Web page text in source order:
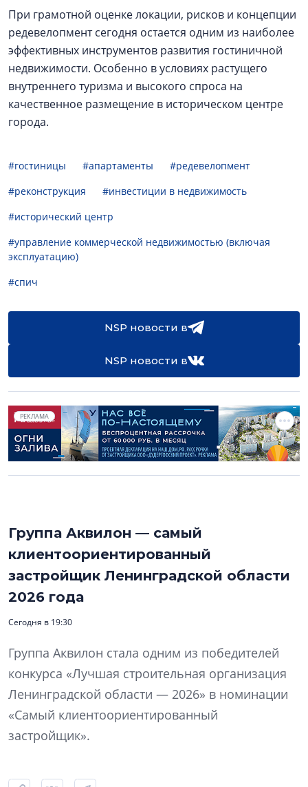
При грамотной оценке локации, рисков и концепции
редевелопмент сегодня остается одним из наиболее
эффективных инструментов развития гостиничной
недвижимости. Особенно в условиях растущего
внутреннего туризма и высокого спроса на
качественное размещение в историческом центре
города.
#гостиницы #апартаменты
#редевелопмент
#реконструкция
#инвестиции в недвижимость
#исторический центр
#управление коммерческой недвижимостью (включая
эксплуатацию)
#спич
NSP новости в
NSP новости в
РЕКЛАМА
Группа Аквилон — самый
клиентоориентированный
застройщик Ленинградской области
2026 года
Сегодня в 19:30
Группа Аквилон стала одним из победителей
конкурса «Лучшая строительная организация
Ленинградской области — 2026» в номинации
«Самый клиентоориентированный
застройщик».